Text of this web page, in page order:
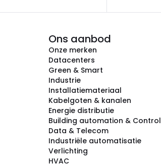
Ons aanbod
Onze merken
Datacenters
Green & Smart
Industrie
Installatiemateriaal
Kabelgoten & kanalen
Energie distributie
Building automation & Control
Data & Telecom
Industriële automatisatie
Verlichting
HVAC